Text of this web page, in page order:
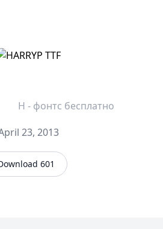
H - фонтс бесплатно
23, 2013
601